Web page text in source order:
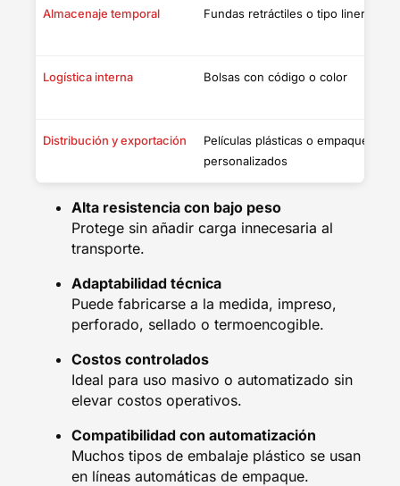
Almacenaje temporal Fundas retráctiles o tipo liner
Logística interna Bolsas con código o color
Distribución y exportación
Películas plásticas o empaques
personalizados
Alta resistencia con bajo peso
Protege sin añadir carga innecesaria al
transporte.
Adaptabilidad técnica
Puede fabricarse a la medida, impreso,
perforado, sellado o termoencogible.
Costos controlados
Ideal para uso masivo o automatizado sin
elevar costos operativos.
Compatibilidad con automatización
Muchos tipos de embalaje plástico se usan
en líneas automáticas de empaque.